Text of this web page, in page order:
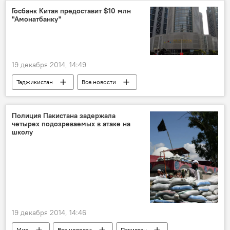
Россия
Госбанк Китая предоставит $10 млн
"Амонатбанку"
19 декабря 2014, 14:49
Таджикистан
Все новости
Экономика
Китай
сельское хозяйство
Полиция Пакистана задержала
четырех подозреваемых в атаке на
школу
19 декабря 2014, 14:46